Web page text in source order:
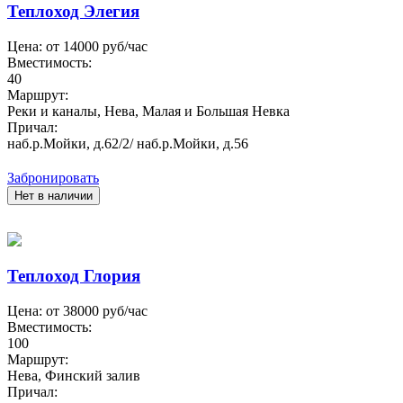
Теплоход Элегия
Цена: от 14000 руб/час
Вместимость:
40
Маршрут:
Реки и каналы, Нева, Малая и Большая Невка
Причал:
наб.р.Мойки, д.62/2/ наб.р.Мойки, д.56
Забронировать
Нет в наличии
Теплоход Глория
Цена: от 38000 руб/час
Вместимость:
100
Маршрут:
Нева, Финский залив
Причал: